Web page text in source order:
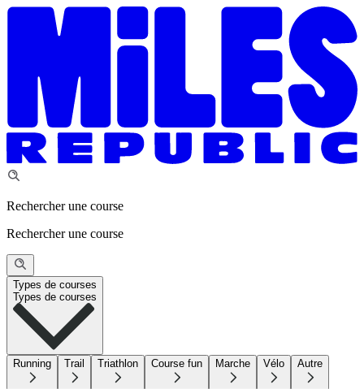
Rechercher une course
Rechercher une course
Types de courses
Types de courses
Running Trail Triathlon Course fun Marche Vélo Autre